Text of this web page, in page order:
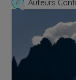
Auteurs